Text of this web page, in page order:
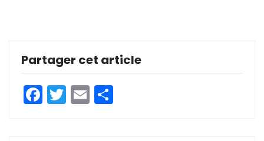
Partager cet article
Facebook
Twitter
Email